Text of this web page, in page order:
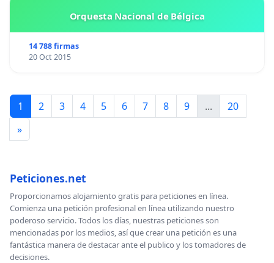
Orquesta Nacional de Bélgica
14 788 firmas
20 Oct 2015
1 2 3 4 5 6 7 8 9 ...
20
»
Peticiones.net
Proporcionamos alojamiento gratis para peticiones en línea.
Comienza una petición profesional en línea utilizando nuestro
poderoso servicio. Todos los días, nuestras peticiones son
mencionadas por los medios, así que crear una petición es una
fantástica manera de destacar ante el publico y los tomadores de
decisiones.